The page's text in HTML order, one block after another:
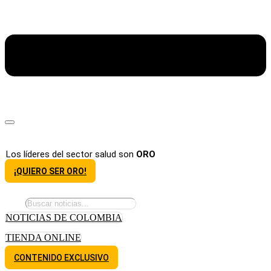
Los líderes del sector salud son ORO
¡QUIERO SER ORO!
NOTICIAS DE COLOMBIA
TIENDA ONLINE
CONTENIDO EXCLUSIVO